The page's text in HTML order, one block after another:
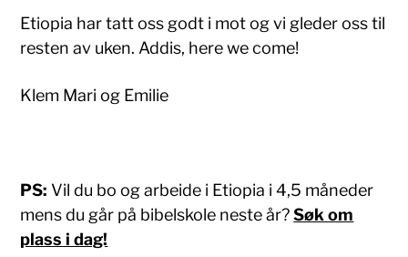
Etiopia har tatt oss godt i mot og vi gleder oss til
resten av uken. Addis, here we come!
Klem Mari og Emilie
PS: Vil du bo og arbeide i Etiopia i 4,5 måneder
mens du går på bibelskole neste år?Søk om
plass i dag!